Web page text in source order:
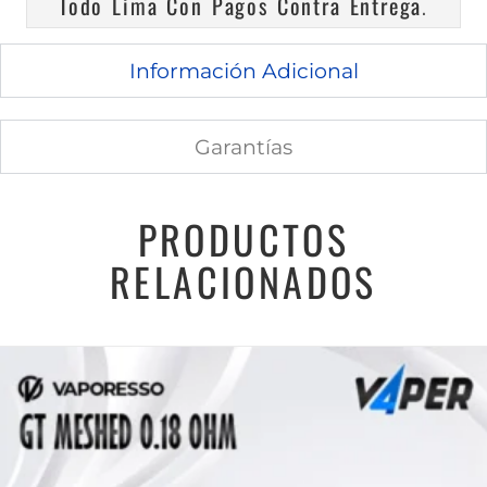
Información Adicional
Garantías
PRODUCTOS
RELACIONADOS